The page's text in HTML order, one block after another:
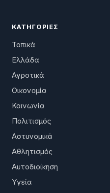
ΚΑΤΗΓΟΡΊΕΣ
Τοπικά
Ελλάδα
Αγροτικά
Οικονομία
Κοινωνία
Πολιτισμός
Αστυνομικά
Αθλητισμός
Αυτοδιοίκηση
Υγεία